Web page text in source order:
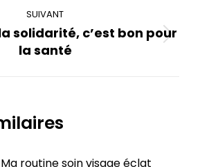
SUIVANT
Article
suivant
la solidarité, c’est bon pour
la santé
Ma routine soin visage éclat